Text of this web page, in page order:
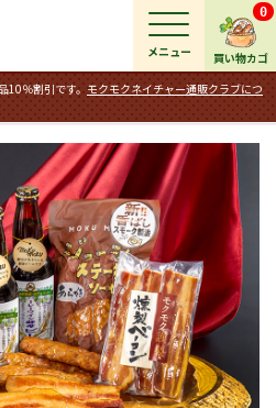
買い物カゴ
0
10％割引です。 モクモクネイチャー通販クラブにつ
メニュー